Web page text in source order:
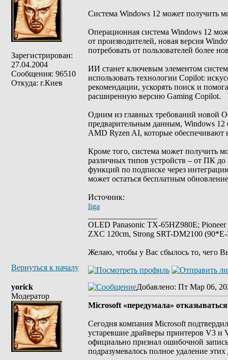
Зарегистрирован:
27.04.2004
Сообщения: 96510
Откуда: г.Киев
Система Windows 12 может получить
Операционная система Windows 12
от производителей, новая версия
потребовать от пользователей более
ИИ станет ключевым элементом
использовать технологии Copilot:
рекомендации, ускорять поиск и
расширенную версию Gaming Copilot.
Одним из главных требований новой
предварительным данным, Windows 12
AMD Ryzen AI, которые обеспечивают
Кроме того, система может получить
различных типов устройств – от ПК
функций по подписке через
может остаться бесплатным
Источник:
liga
OLED Panasonic TX-65HZ980E;
ZXC 120cm, Strong SRT-DM2100
Желаю, чтобы у Вас сбылось то, чего
Вернуться к началу
yorick
Модератор
Добавлено: Пт Мар 06,
Microsoft «передумала»
Сегодня компания Microsoft
устаревшие драйверы принтеров V3 и
официально признал ошибочной
подразумевалось полное удаление